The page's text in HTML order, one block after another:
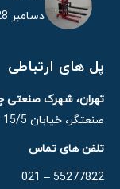
دسامبر 28, 2025
پل های ارتباطی
تهران، شهرک صنعتی
صنعتگر، خیابان 15/5 مهر، پلاک 21
تلفن های تماس
55277822 – 021